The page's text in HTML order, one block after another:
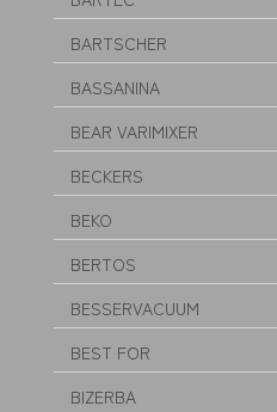
BARTSCHER
BASSANINA
BEAR VARIMIXER
BECKERS
BEKO
BERTOS
BESSERVACUUM
BEST FOR
BIZERBA